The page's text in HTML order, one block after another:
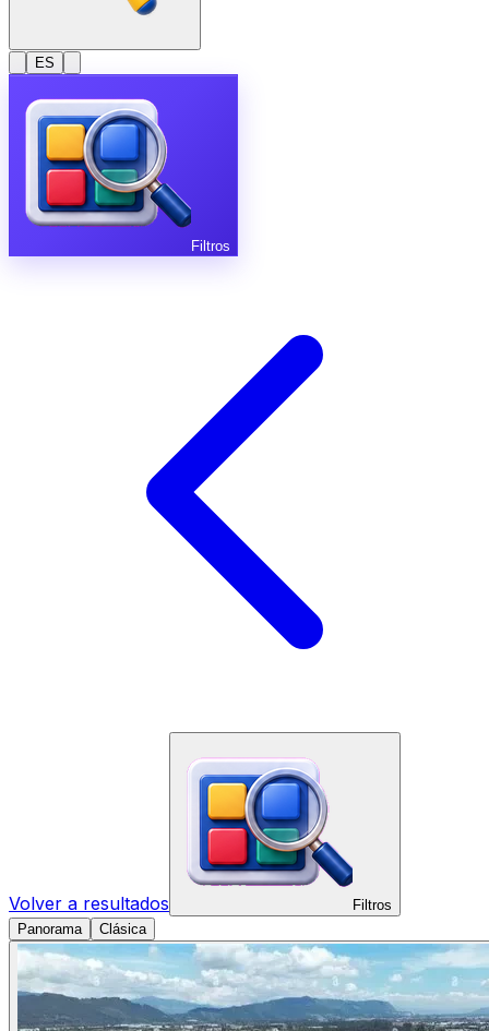
ES
Filtros
Volver a resultados
Filtros
Panorama
Clásica